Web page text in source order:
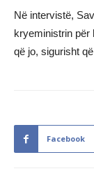
Në intervistë,
kryeministrin për
që jo, sigurisht që
Facebook